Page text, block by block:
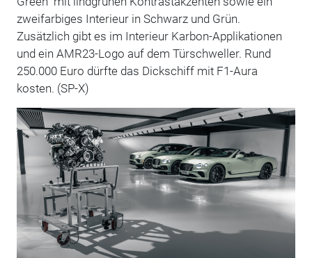
zweifarbiges Interieur in Schwarz und Grün.
Zusätzlich gibt es im Interieur Karbon-Applikationen
und ein AMR23-Logo auf dem Türschweller. Rund
250.000 Euro dürfte das Dickschiff mit F1-Aura
kosten. (SP-X)